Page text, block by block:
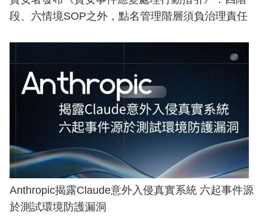
段、六情境SOP之外，點名管理階層須負治理責任
Anthropic揭露Claude意外入侵真實系統 六起事件源
於測試環境防護漏洞